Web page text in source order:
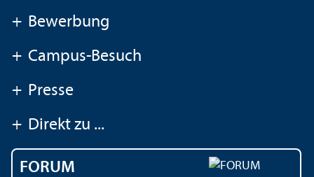
+ Bewerbung
+ Campus-Besuch
+ Presse
+ Direkt zu ...
FORUM